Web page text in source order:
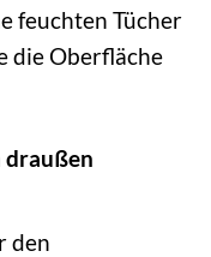
feuchten Tücher
die Oberfläche
draußen
den